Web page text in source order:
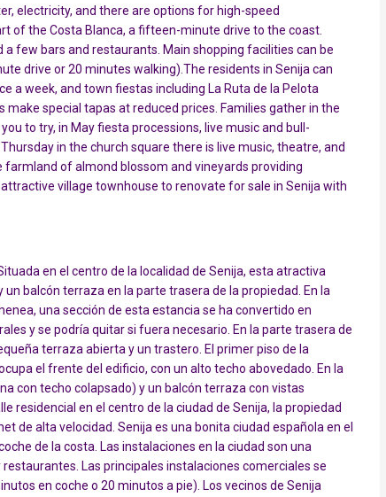
electricity, and there are options for high-speed
of the Costa Blanca, a fifteen-minute drive to the coast.
few bars and restaurants. Main shopping facilities can be
drive or 20 minutes walking).The residents in Senija can
a week, and town fiestas including La Ruta de la Pelota
special tapas at reduced prices. Families gather in the
to try, in May fiesta processions, live music and bull-
in the church square there is live music, theatre, and
of almond blossom and vineyards providing
village townhouse to renovate for sale in Senija with
en el centro de la localidad de Senija, esta atractiva
balcón terraza en la parte trasera de la propiedad. En la
una sección de esta estancia se ha convertido en
y se podría quitar si fuera necesario. En la parte trasera de
terraza abierta y un trastero. El primer piso de la
el frente del edificio, con un alto techo abovedado. En la
con techo colapsado) y un balcón terraza con vistas
residencial en el centro de la ciudad de Senija, la propiedad
de alta velocidad. Senija es una bonita ciudad española en el
de la costa. Las instalaciones en la ciudad son una
Las principales instalaciones comerciales se
en coche o 20 minutos a pie). Los vecinos de Senija